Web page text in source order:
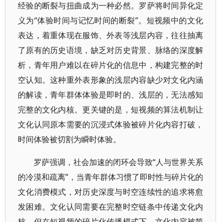
经验的断裂与扭曲成为一种必然。罗萨将时间异化定
义为“体验时间与记忆时间的断裂”。短视频中的文化
表达，着重体现在服饰、外表等浅层内容，往往抽离
了原有的历史语境，缺乏对历史背景、脉络的深度解
析，青年用户难以在碎片化的信息中，构建完整的时
空认知。这种重外表形象的浅层内容缺少对文化内涵
的解读，青年群体体验是即时的、浅层的，无法感知
完整的文化内核。更关键的是，短视频的算法机制让
文化认同原本需要的沉浸式体验被碎片化内容打破，
时间体验被切割为瞬时体验。
罗萨强调，社会加速的闭环会导致“人与世界关系
的冷漠和疏离”，当青年群体习惯了即时性与碎片化的
文化消费模式，对历史深度与时空连续性的追求将愈
发困难。文化认同需要在完整时空链条中传递文化内